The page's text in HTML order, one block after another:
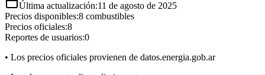
Última actualización:11 de agosto de 2025
Precios disponibles:8 combustibles
Precios oficiales:8
Reportes de usuarios:0
• Los precios oficiales provienen de datos.energia.gob.ar